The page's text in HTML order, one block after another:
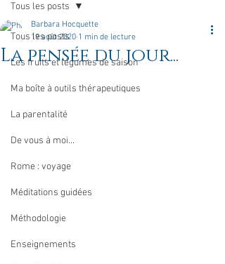
Tous les posts
Les fruits et légumes de saison
Ma boîte à outils thérapeutiques
La parentalité
De vous à moi...
Rome : voyage
Méditations guidées
Méthodologie
Enseignements
Tous les posts
La pensée du jour...
Barbara Hocquette
19 août 2020 1 min de lecture